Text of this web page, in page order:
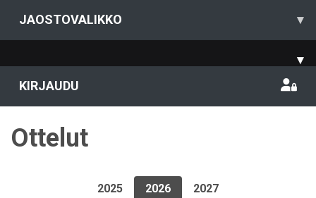
JAOSTOVALIKKO ▾
▾
KIRJAUDU
Ottelut
2025 2026 2027